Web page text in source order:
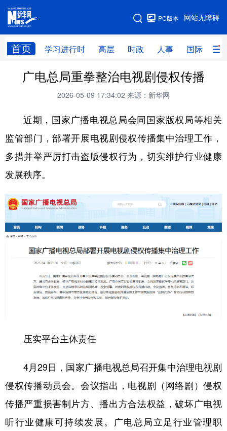
网站无障碍
PC版本
首页 学习进行时 高层 时政 人事 国际 财
网站地图
学习进行时 高层 时政 人事
财经 网评
台湾 思客智库 全球连线 教育
科技 科创 量子 体育
文化 书画 健康 军事
法律 中央文件 汽车
食品 人居 信息化 数字经济
学术中国 乡村振兴 银龄 溯源中国
会展
彩票 娱乐 时尚 悦读
地方频道
北京 天津 河北 山西
广电总局重拳整治电视剧侵权传播
2026-05-09 17:34:02 来源：新华网
近期，国家广播电视总局会同国家版权局等相关
监管部门，部署开展电视剧侵权传播集中治理工作，
多措并举严厉打击盗版侵权行为，切实维护行业健康
发展秩序。
压实平台主体责任
4月29日，国家广播电视总局召开集中治理电视剧
侵权传播动员会。会议指出，电视剧（网络剧）侵权
传播严重损害制片方、播出方合法权益，破坏广电视
听行业健康可持续发展。广电总局立足行业管理职